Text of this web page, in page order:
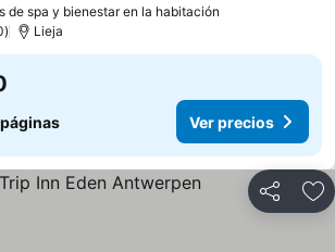
de spa y bienestar en la habitación
Lieja
Ver precios
Compartir